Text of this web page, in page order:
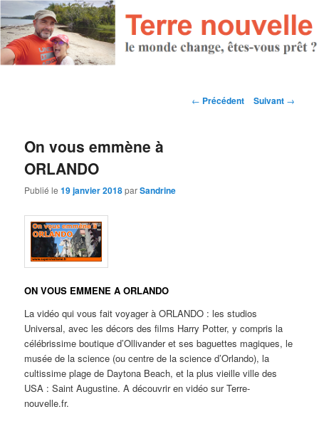
Navigation des articles
← Précédent Suivant →
On vous emmène à
ORLANDO
Publié le19 janvier 2018parSandrine
ON VOUS EMMENE A ORLANDO
La vidéo qui vous fait voyager à ORLANDO : les studios
Universal, avec les décors des films Harry Potter, y compris la
célébrissime boutique d’Ollivander et ses baguettes magiques, le
musée de la science (ou centre de la science d’Orlando), la
cultissime plage de Daytona Beach, et la plus vieille ville des
USA : Saint Augustine. A découvrir en vidéo sur Terre-
nouvelle.fr.